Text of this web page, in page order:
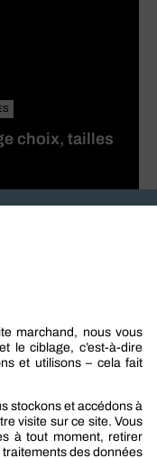
choix, tailles